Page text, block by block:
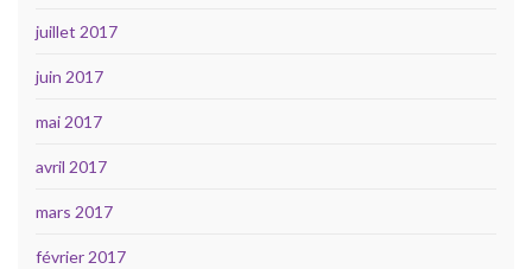
juillet 2017
juin 2017
mai 2017
avril 2017
mars 2017
février 2017